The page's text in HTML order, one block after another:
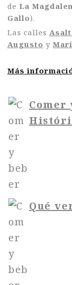
de La
Gallo).
Las calles
Augusto y
Más
Comer
Qué